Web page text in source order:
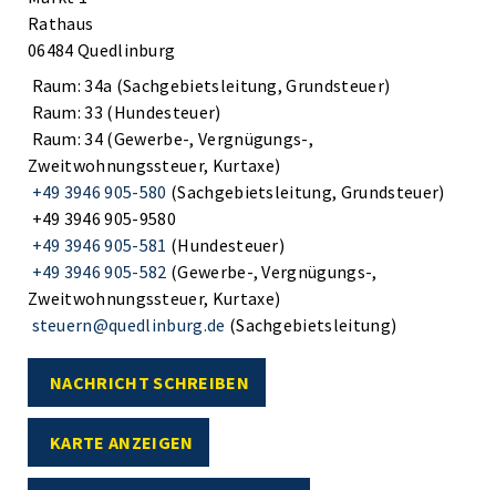
Rathaus
06484 Quedlinburg
Raum: 34a (Sachgebietsleitung, Grundsteuer)
Raum: 33 (Hundesteuer)
Raum: 34 (Gewerbe-, Vergnügungs-,
Zweitwohnungssteuer, Kurtaxe)
+49 3946 905-580 (Sachgebietsleitung, Grundsteuer)
+49 3946 905-9580
+49 3946 905-581 (Hundesteuer)
+49 3946 905-582 (Gewerbe-, Vergnügungs-,
Zweitwohnungssteuer, Kurtaxe)
steuern@quedlinburg.de (Sachgebietsleitung)
NACHRICHT SCHREIBEN
KARTE ANZEIGEN